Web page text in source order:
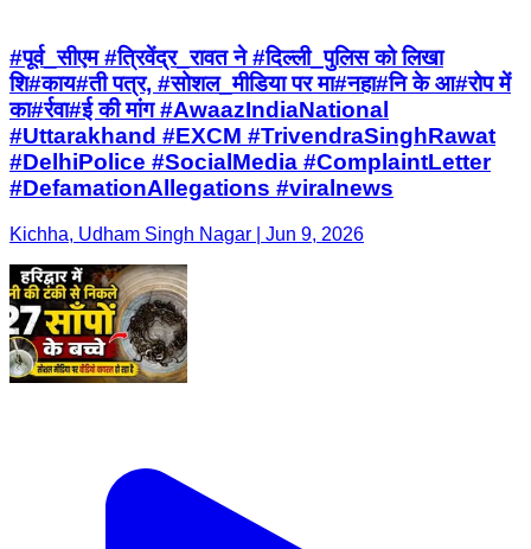
#पूर्व_सीएम #त्रिवेंद्र_रावत ने #दिल्ली_पुलिस को लिखा
शि#काय#ती पत्र, #सोशल_मीडिया पर मा#नहा#नि के आ#रोप में
का#र्रवा#ई की मांग #AwaazIndiaNational
#Uttarakhand #EXCM #TrivendraSinghRawat
#DelhiPolice #SocialMedia #ComplaintLetter
#DefamationAllegations #viralnews
Kichha, Udham Singh Nagar | Jun 9, 2026